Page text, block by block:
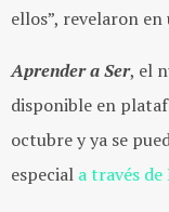
ellos”, revelaron
Aprender a Ser, el
disponible en
octubre y ya se
especial a través de